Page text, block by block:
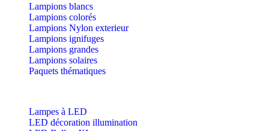
Lampions blancs
Lampions colorés
Lampions Nylon exterieur
Lampions ignifuges
Lampions grandes
Lampions solaires
Paquets thématiques
Lampes à LED
LED décoration illumination